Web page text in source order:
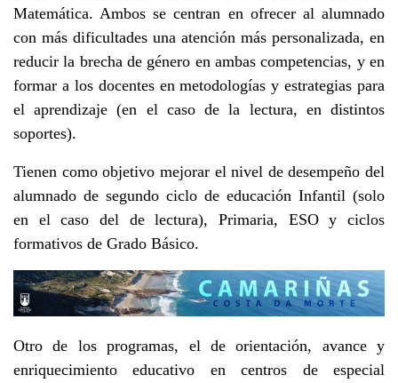
Matemática. Ambos se centran en ofrecer al alumnado
con más dificultades una atención más personalizada, en
reducir la brecha de género en ambas competencias, y en
formar a los docentes en metodologías y estrategias para
el aprendizaje (en el caso de la lectura, en distintos
soportes).
Tienen como objetivo mejorar el nivel de desempeño del
alumnado de segundo ciclo de educación Infantil (solo
en el caso del de lectura), Primaria, ESO y ciclos
formativos de Grado Básico.
Otro de los programas, el de orientación, avance y
enriquecimiento educativo en centros de especial